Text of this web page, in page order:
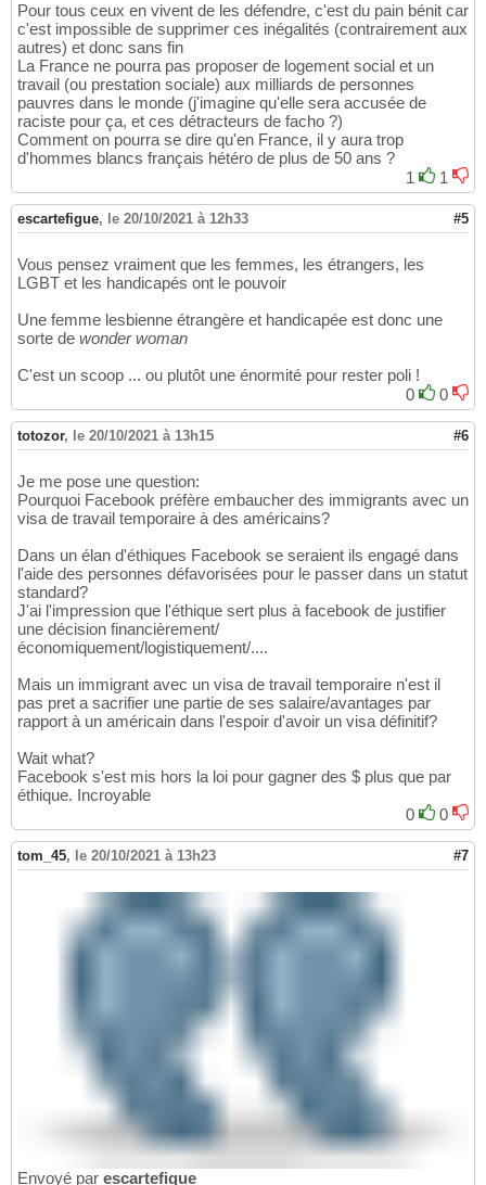
Pour tous ceux en vivent de les défendre, c'est du pain bénit car
c'est impossible de supprimer ces inégalités (contrairement aux
autres) et donc sans fin
La France ne pourra pas proposer de logement social et un
travail (ou prestation sociale) aux milliards de personnes
pauvres dans le monde (j'imagine qu'elle sera accusée de
raciste pour ça, et ces détracteurs de facho ?)
Comment on pourra se dire qu'en France, il y aura trop
d'hommes blancs français hétéro de plus de 50 ans ?
1
1
escartefigue, le 20/10/2021 à 12h33 #5
Vous pensez vraiment que les femmes, les étrangers, les
LGBT et les handicapés ont le pouvoir
Une femme lesbienne étrangère et handicapée est donc une
sorte de wonder woman
C'est un scoop ... ou plutôt une énormité pour rester poli !
0
0
totozor, le 20/10/2021 à 13h15 #6
Je me pose une question:
Pourquoi Facebook préfère embaucher des immigrants avec un
visa de travail temporaire à des américains?
Dans un élan d'éthiques Facebook se seraient ils engagé dans
l'aide des personnes défavorisées pour le passer dans un statut
standard?
J'ai l'impression que l'éthique sert plus à facebook de justifier
une décision financièrement/
économiquement/logistiquement/....
Mais un immigrant avec un visa de travail temporaire n'est il
pas pret a sacrifier une partie de ses salaire/avantages par
rapport à un américain dans l'espoir d'avoir un visa définitif?
Wait what?
Facebook s'est mis hors la loi pour gagner des $ plus que par
éthique. Incroyable
0
0
tom_45, le 20/10/2021 à 13h23 #7
Envoyé par escartefigue